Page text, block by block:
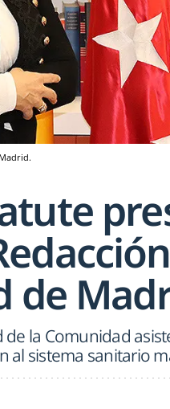
de
de la Comunidad
al sistema sanitario